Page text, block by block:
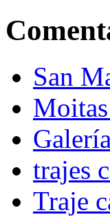
San
trajes
Traje